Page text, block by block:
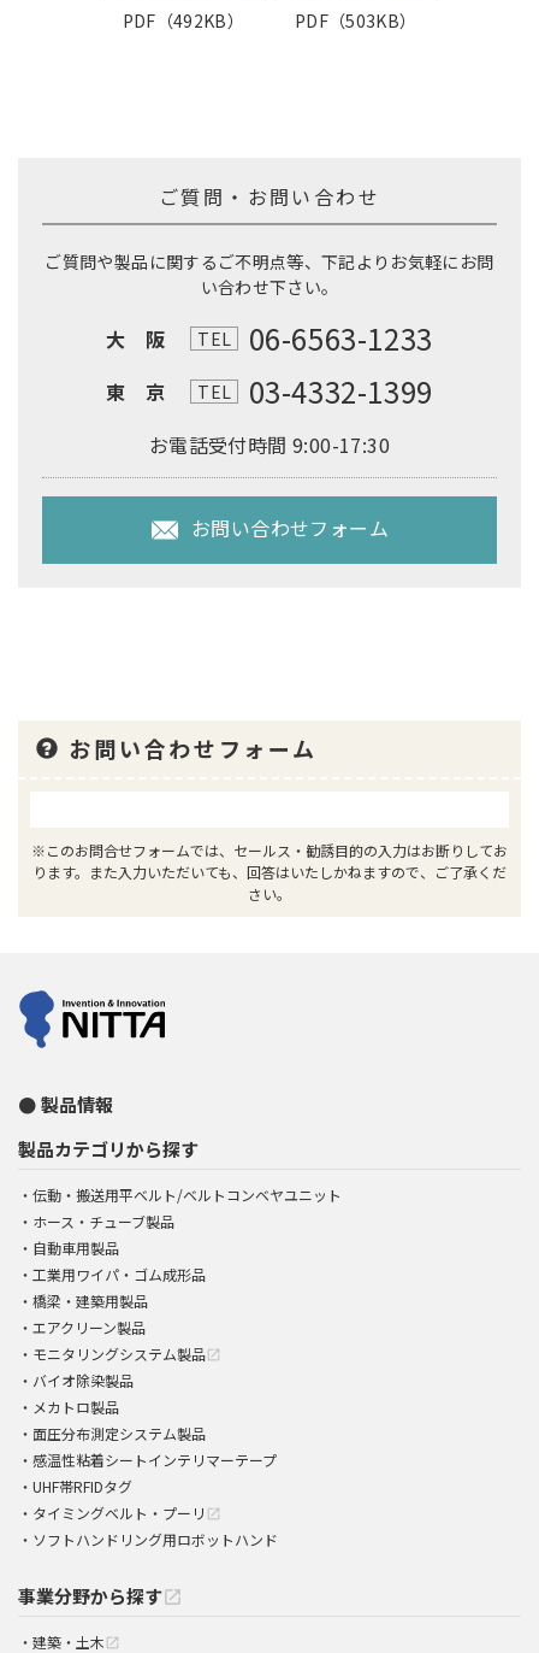
PDF（492KB） PDF（503KB）
ご質問・お問い合わせ
ご質問や製品に関するご不明点等、下記よりお気軽にお問
い合わせ下さい。
大 阪 TEL 06-6563-1233
東 京 TEL 03-4332-1399
お電話受付時間 9:00-17:30
お問い合わせフォーム
お問い合わせフォーム
※このお問合せフォームでは、セールス・勧誘目的の入力はお断りしてお
ります。また入力いただいても、回答はいたしかねますので、ご了承くだ
さい。
製品情報
製品カテゴリから探す
伝動・搬送用平ベルト/ベルトコンベヤユニット
ホース・チューブ製品
自動車用製品
工業用ワイパ・ゴム成形品
橋梁・建築用製品
エアクリーン製品
モニタリングシステム製品 open_in_new
バイオ除染製品
メカトロ製品
面圧分布測定システム製品
感温性粘着シートインテリマーテープ
UHF帯RFIDタグ
タイミングベルト・プーリ open_in_new
ソフトハンドリング用ロボットハンド
事業分野から探すopen_in_new
建築・土木 open_in_new